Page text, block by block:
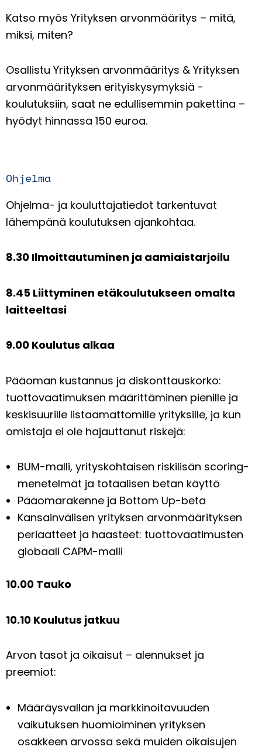
Katso myös Yrityksen arvonmääritys – mitä,
miksi, miten?
Osallistu Yrityksen arvonmääritys & Yrityksen
arvonmäärityksen erityiskysymyksiä -
koulutuksiin, saat ne edullisemmin pakettina –
hyödyt hinnassa 150 euroa.
Ohjelma
Ohjelma- ja kouluttajatiedot tarkentuvat
lähempänä koulutuksen ajankohtaa.
8.30 Ilmoittautuminen ja aamiaistarjoilu
8.45 Liittyminen etäkoulutukseen omalta
laitteeltasi
9.00 Koulutus alkaa
Pääoman kustannus ja diskonttauskorko:
tuottovaatimuksen määrittäminen pienille ja
keskisuurille listaamattomille yrityksille, ja kun
omistaja ei ole hajauttanut riskejä:
BUM-malli, yrityskohtaisen riskilisän scoring-
menetelmät ja totaalisen betan käyttö
Pääomarakenne ja Bottom Up-beta
Kansainvälisen yrityksen arvonmäärityksen
periaatteet ja haasteet: tuottovaatimusten
globaali CAPM-malli
10.00 Tauko
10.10 Koulutus jatkuu
Arvon tasot ja oikaisut – alennukset ja
preemiot:
Määräysvallan ja markkinoitavuuden
vaikutuksen huomioiminen yrityksen
osakkeen arvossa sekä muiden oikaisujen